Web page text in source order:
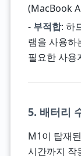
(MacBook
- 부적합: 하
램을 사용
필요한 사용
5. 배터리
M1이 탑재
시간까지 작